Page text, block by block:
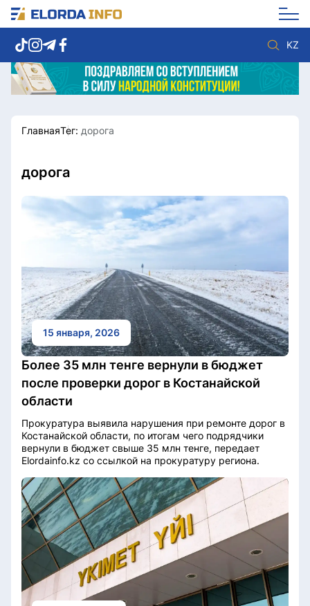
KZ
Новости столицы
Спорт
Разное
Видео
Мир
Послание
Служба Комплаенс
Этический кодекс
Служу стране
ГлавнаяТег: дорога
дорога
15 января, 2026
Более 35 млн тенге вернули в бюджет
после проверки дорог в Костанайской
области
Прокуратура выявила нарушения при ремонте дорог в
Костанайской области, по итогам чего подрядчики
вернули в бюджет свыше 35 млн тенге, передает
Elordainfo.kz со ссылкой на прокуратуру региона.